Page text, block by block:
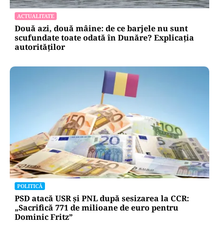
ACTUALITATE
Două azi, două mâine: de ce barjele nu sunt
scufundate toate odată în Dunăre? Explicația
autorităților
POLITICĂ
PSD atacă USR și PNL după sesizarea la CCR:
„Sacrifică 771 de milioane de euro pentru
Dominic Fritz”